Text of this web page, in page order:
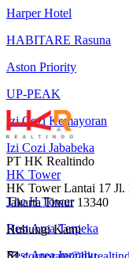
Harper Hotel
HABITARE Rasuna
Aston Priority
UP-PEAK
Izi Cozi Kemayoran
Izi Cozi Jababeka
HK Tower
The H Tower
Rest Area Terpeka
Rest Area Inprabu
PT HK Realtindo
HK Tower Lantai 17
Jakarta Timur 13340
Hubungi Kami